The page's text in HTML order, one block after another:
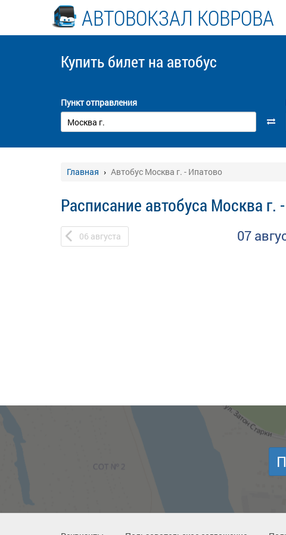
АВТОВОКЗАЛ КОВРОВА
Купить билет на автобус
Пункт отправления
Главная Автобус Москва г. - Ипатово
Расписание автобуса Москва г.
06 августа 07